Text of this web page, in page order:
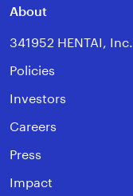
About
341952 HENTAI, Inc.
Policies
Investors
Careers
Press
Impact